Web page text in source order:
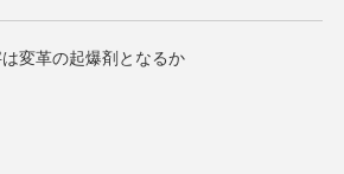
変革の起爆剤となるか